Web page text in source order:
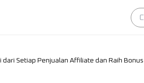
dari Setiap Penjualan Affiliate dan Raih